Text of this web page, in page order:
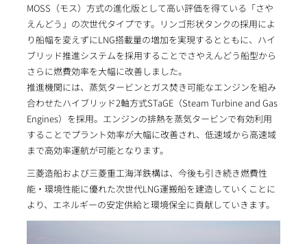
MOSS（モス）方式の進化版として高い評価を得ている「さや
えんどう」の次世代タイプです。リンゴ形状タンクの採用によ
り船幅を変えずにLNG搭載量の増加を実現するとともに、ハイ
ブリッド推進システムを採用することでさやえんどう船型から
さらに燃費効率を大幅に改善しました。
推進機関には、蒸気タービンとガス焚き可能なエンジンを組み
合わせたハイブリッド2軸方式STaGE（Steam Turbine and Gas
Engines）を採用。エンジンの排熱を蒸気タービンで有効利用
することでプラント効率が大幅に改善され、低速域から高速域
まで高効率運航が可能となります。
三菱造船および三菱重工海洋鉄構は、今後も引き続き燃費性
能・環境性能に優れた次世代LNG運搬船を建造していくことに
より、エネルギーの安定供給と環境保全に貢献していきます。